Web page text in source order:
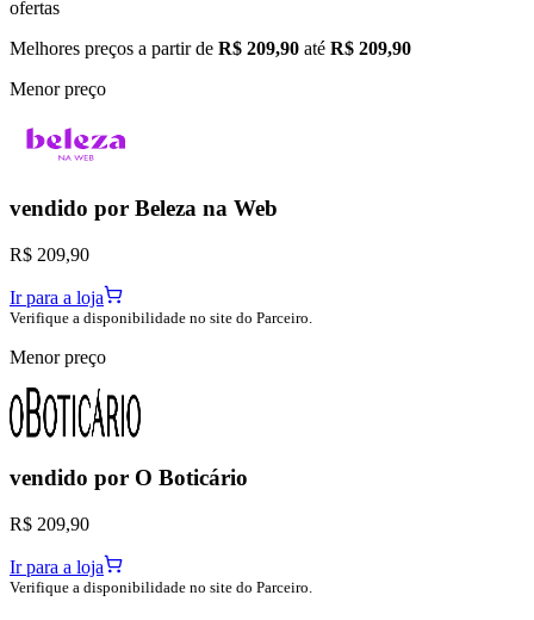
ofertas
Melhores preços a partir de R$ 209,90 até R$ 209,90
Menor preço
vendido por Beleza na Web
R$ 209,90
Ir para a loja
Verifique a disponibilidade no site do Parceiro.
Menor preço
vendido por O Boticário
R$ 209,90
Ir para a loja
Verifique a disponibilidade no site do Parceiro.